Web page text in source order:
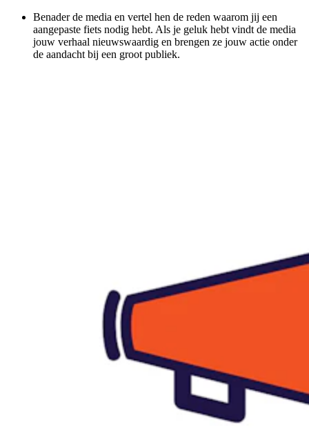
Benader de media en vertel hen de reden waarom jij een
aangepaste fiets nodig hebt. Als je geluk hebt vindt de media
jouw verhaal nieuwswaardig en brengen ze jouw actie onder
de aandacht bij een groot publiek.